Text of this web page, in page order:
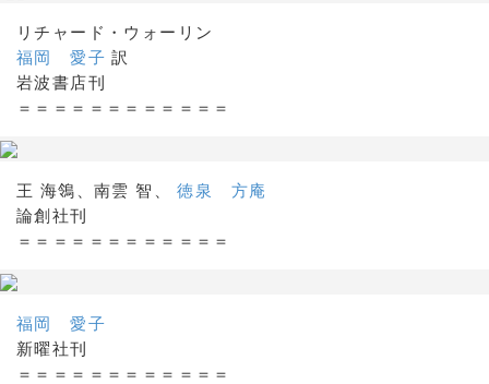
リチャード・ウォーリン
福岡 愛子 訳
岩波書店刊
＝＝＝＝＝＝＝＝＝＝＝＝
王 海鴒、南雲 智、徳泉 方庵
論創社刊
＝＝＝＝＝＝＝＝＝＝＝＝
福岡 愛子
新曜社刊
＝＝＝＝＝＝＝＝＝＝＝＝